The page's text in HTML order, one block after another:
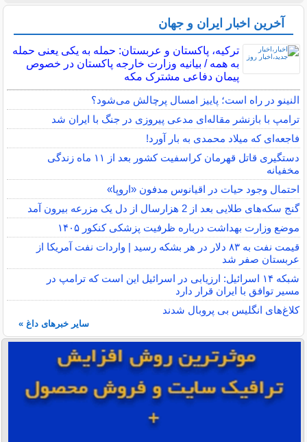
آخرین اخبار ایران و جهان
ترکیه، پاکستان و عربستان: حمله به یکی یعنی حمله
به همه / بیانیه وزارت خارجه پاکستان در خصوص
پیمان دفاعی مشترک مکه
النینو در راه است؛ پاییز امسال پرچالش می‌شود؟
ترامپ با بازنشر مقاله‌ای مدعی پیروزی در جنگ با ایران شد
فاجعه‌ای که میلاد محمدی به بار آورد!
دستگیری قاتل قهرمان کراسفیت کشور بعد از ۱۱ ماه زندگی
مخفیانه
احتمال وجود حیات در اقیانوس مدفون «اروپا»
گنج سکه‌های طلایی بعد از 2 هزارسال از دل یک مزرعه بیرون آمد
موضع وزارت بهداشت درباره ظرفیت پزشکی کنکور ۱۴۰۵
قیمت نفت به ۸۳ دلار در هر بشکه رسید | واردات نفت آمریکا از
عربستان صفر شد
شبکه ۱۴ اسرائیل: ارزیابی در اسرائیل این است که ترامپ در
مسیر توافق با ایران قرار دارد
کلاغ‌های انگلیس بی پروبال شدند
سایر خبرهای داغ »